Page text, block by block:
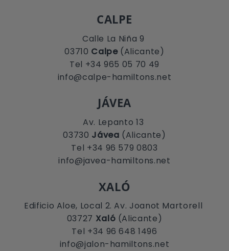
CALPE
Calle La Niña 9
03710 Calpe(Alicante)
Tel +34 965 05 70 49
info@calpe-hamiltons.net
JÁVEA
Av. Lepanto 13
03730 Jávea (Alicante)
Tel +34 96 579 0803
info@javea-hamiltons.net
XALÓ
Edificio Aloe, Local 2. Av. Joanot Martorell
03727 Xaló (Alicante)
Tel +34 96 648 1496
info@jalon-hamiltons.net